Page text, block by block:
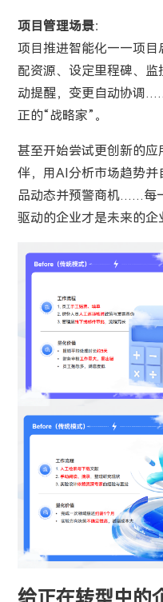
项目管理场景：
项目推进智能化——项目
配资源、设定里程碑、
动提醒，变更自动协调
正的“战略家”。
甚至开始尝试更创新的
伴，用AI分析市场趋势
品动态并预警商机……每
驱动的企业才是未来的企